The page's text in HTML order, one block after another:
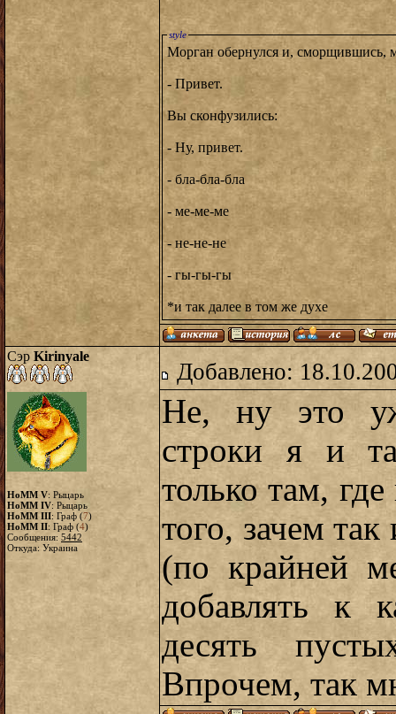
style
Морган обернулся и, сморщившись,
- Привет.
Вы сконфузились:
- Ну, привет.
- бла-бла-бла
- ме-ме-ме
- не-не-не
- гы-гы-гы
*и так далее в том же духе
Сэр Kirinyale
HoMM V: Рыцарь
HoMM IV: Рыцарь
HoMM III: Граф (7)
HoMM II: Граф (4)
Сообщения: 5442
Откуда: Украина
Добавлено:
Не, ну это
строки я и
только там,
того, зачем
(по крайней
добавлять к
десять
Впрочем, так